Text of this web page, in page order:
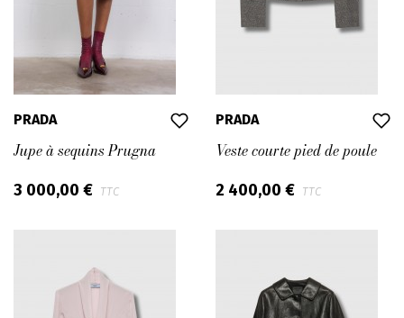
PRADA
Jupe à sequins Prugna
3 000,00 € TTC
PRADA
Veste courte pied de poule
2 400,00 € TTC